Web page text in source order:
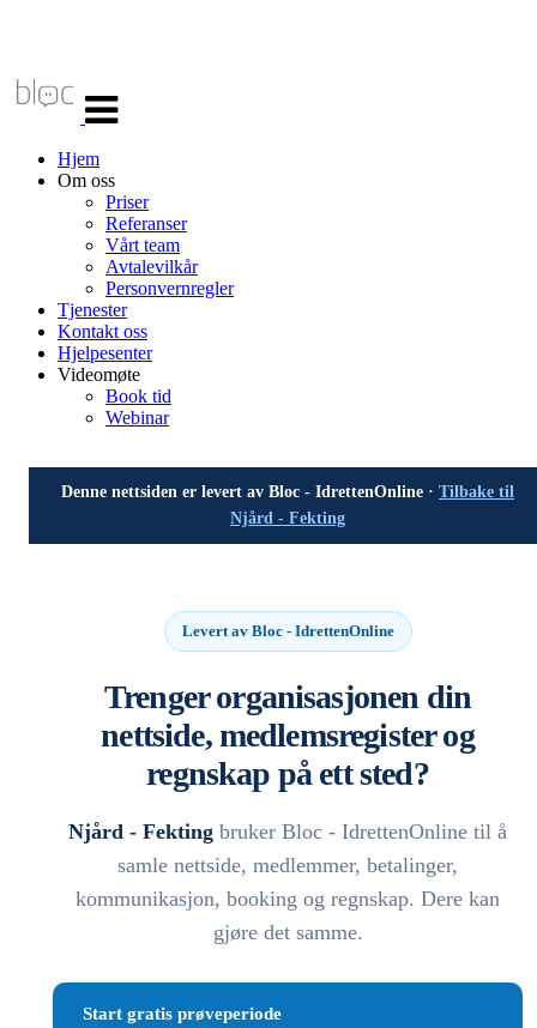
navigasjon
Hjem
Om oss
Priser
Referanser
Vårt team
Avtalevilkår
Personvernregler
Tjenester
Kontakt oss
Hjelpesenter
Videomøte
Book tid
Webinar
Denne nettsiden er levert av Bloc - IdrettenOnline · Tilbake til
Njård - Fekting
Levert av Bloc - IdrettenOnline
Trenger organisasjonen din
nettside, medlemsregister og
regnskap på ett sted?
Njård - Fekting bruker Bloc - IdrettenOnline til å
samle nettside, medlemmer, betalinger,
kommunikasjon, booking og regnskap. Dere kan
gjøre det samme.
Start gratis prøveperiode